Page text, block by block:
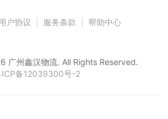
用户协议 服务条款 帮助中心
广州鑫汉物流. All Rights Reserved.
ICP备12039300号-2